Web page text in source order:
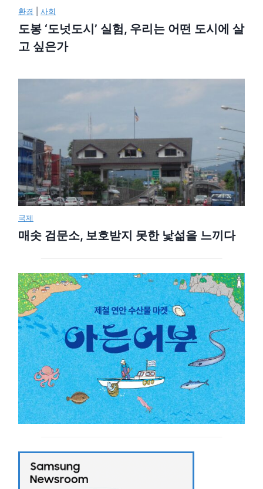
환경 |사회
도봉 ‘도넛도시’ 실험, 우리는 어떤 도시에 살
고 싶은가
국제
매솟 검문소, 보호받지 못한 낯섦을 느끼다